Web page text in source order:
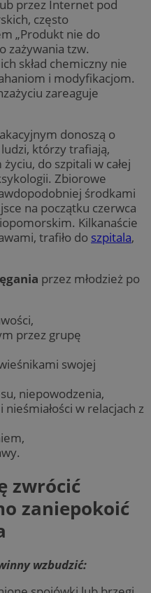
przez Internet pod
często
„Produkt nie do
zażywania tzw.
skład chemiczny nie
i modyfikacjom.
zareaguje
donoszą o
którzy trafiają,
do szpitali w całej
Zbiorowe
środkami
na początku czerwca
Kilkanaście
trafiło do szpitala,
przez młodzież po
przez grupę
swojej
niepowodzenia,
w relacjach z
zwrócić
zaniepokoić
wzbudzić: